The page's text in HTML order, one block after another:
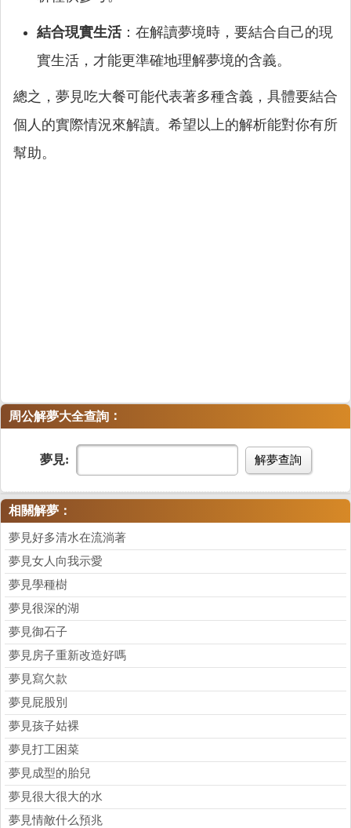
結合現實生活：在解讀夢境時，要結合自己的現
實生活，才能更準確地理解夢境的含義。
總之，夢見吃大餐可能代表著多種含義，具體要結合
個人的實際情況來解讀。希望以上的解析能對你有所
幫助。
周公解夢大全查詢 ：
夢見: 解夢查詢
相關解夢：
夢見好多清水在流淌著
夢見女人向我示愛
夢見學種樹
夢見很深的湖
夢見御石子
夢見房子重新改造好嗎
夢見寫欠款
夢見屁股別
夢見孩子姑裸
夢見打工困菜
夢見成型的胎兒
夢見很大很大的水
夢見情敵什么預兆